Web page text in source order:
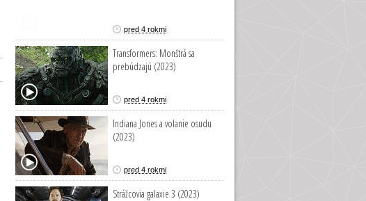
pred 4 rokmi
Transformers: Monštrá sa
prebúdzajú (2023)
pred 4 rokmi
Indiana Jones a volanie osudu
(2023)
pred 4 rokmi
Strážcovia galaxie 3 (2023)